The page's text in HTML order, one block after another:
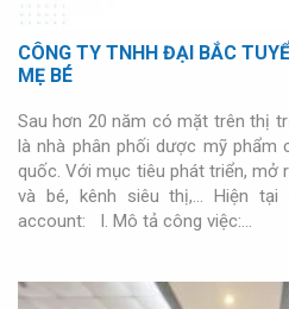
CÔNG TY TNHH ĐẠI BẮC
MẸ BÉ
Sau hơn 20 năm có mặt trên thị
là nhà phân phối dược mỹ
quốc. Với mục tiêu phát triển, mở
và bé, kênh siêu thị,… Hiện
account: I. Mô tả công việc:…